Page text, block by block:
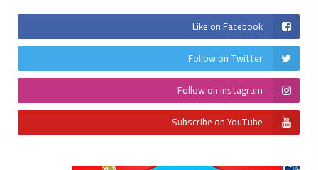
Like on Facebook
Follow on Twitter
Follow on Instagram
Subscribe on YouTube